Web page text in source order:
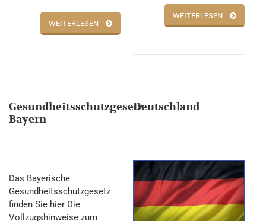
WEITERLESEN
WEITERLESEN
Gesundheitsschutzgesetz
Bayern
Das Bayerische
Gesundheitsschutzgesetz
finden Sie hier Die
Vollzugshinweise zum
Deutschland